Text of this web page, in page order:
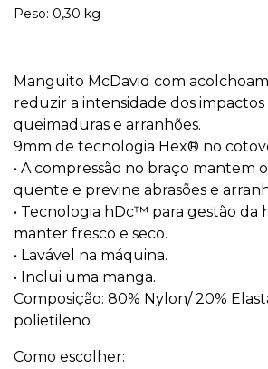
Peso: 0,30 kg
Manguito McDavid com
reduzir a intensidade dos
queimaduras e arranhões.
9mm de tecnologia Hex® no
• A compressão no braço mantem
quente e previne abrasões e
• Tecnologia hDc™ para gestão da
manter fresco e seco.
• Lavável na máquina.
• Inclui uma manga.
Composição: 80% Nylon/ 20%
polietileno
Como escolher: